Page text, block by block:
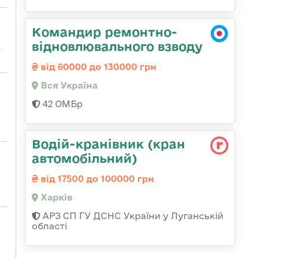
Командир ремонтно-
відновлювального взводу
від 60000 до 130000 грн
Вся Україна
42 ОМБр
Водій-кранівник (кран
автомобільний)
від 17500 до 100000 грн
Харків
АРЗ СП ГУ ДСНС України у Луганській
області